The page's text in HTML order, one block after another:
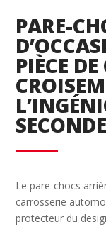
PARE-
PIÈCE
Le pare-chocs
carrosserie
protecteur du